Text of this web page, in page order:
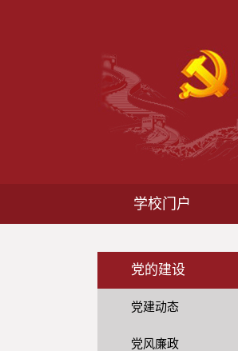
学校门户
党的建设
党建动态
党风廉政